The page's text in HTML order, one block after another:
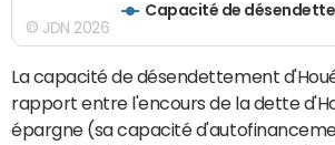
Capacité de
© JDN 2026
La capacité de désendettement
rapport entre l'encours de la dette
épargne (sa capacité